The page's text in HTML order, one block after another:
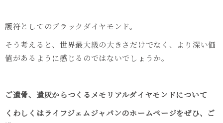
護符としてのブラックダイヤモンド。
そう考えると、世界最大級の大きさだけでなく、より深い価
値があるように感じるのではないでしょうか。
ご遺骨、遺灰からつくるメモリアルダイヤモンドについて
くわしくはライフジェムジャパンのホームページをぜひ、ご